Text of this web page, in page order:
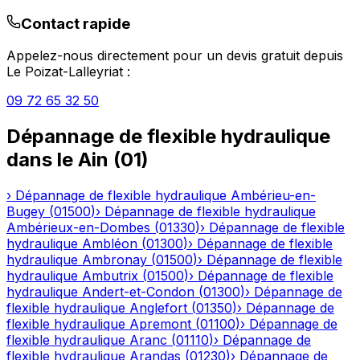
Contact rapide
Appelez-nous directement pour un devis gratuit depuis
Le Poizat-Lalleyriat :
09 72 65 32 50
Dépannage de flexible hydraulique
dans le Ain (01)
› Dépannage de flexible hydraulique Ambérieu-en-
Bugey (01500)› Dépannage de flexible hydraulique
Ambérieux-en-Dombes (01330)› Dépannage de flexible
hydraulique Ambléon (01300)› Dépannage de flexible
hydraulique Ambronay (01500)› Dépannage de flexible
hydraulique Ambutrix (01500)› Dépannage de flexible
hydraulique Andert-et-Condon (01300)› Dépannage de
flexible hydraulique Anglefort (01350)› Dépannage de
flexible hydraulique Apremont (01100)› Dépannage de
flexible hydraulique Aranc (01110)› Dépannage de
flexible hydraulique Arandas (01230)› Dépannage de